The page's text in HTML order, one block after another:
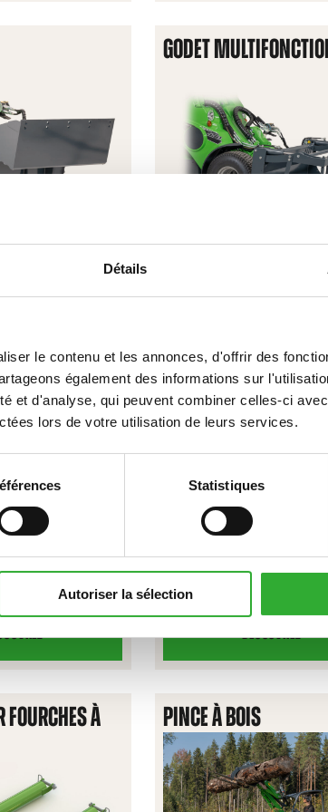
Détails
le contenu et les annonces, d'offrir des
également des informations sur
et d'analyse, qui peuvent combiner celles-ci
lors de votre utilisation de leurs services.
Statistiques
Autoriser la sélection
EN
1
GODET
CLAIRE-
FOURCHE
À
CLAIRE-
FOURCHE À PALETTES
DÉCOUVREZ
FOURCHE
À
FOURCHES À
PINCE À BOIS